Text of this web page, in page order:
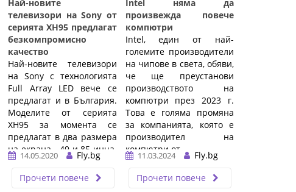
Най-новите
телевизори на Sony от
серията XH95 предлагат
безкомпромисно
качество
Най-новите телевизори
на Sony с технологията
Full Array LED вече се
предлагат и в България.
Моделите от серията
XH95 за момента се
предлагат в два размера
на екрана - 49 и 85 инча.
Те работят под
операционната ...…
14.05.2020
Fly.bg
Прочети повече
Intel няма да
произвежда повече
компютри
Intel, един от най-
големите производители
на чипове в света, обяви,
че ще преустанови
производството на
компютри през 2023 г.
Това е голяма промяна
за компанията, която е
производител на
компютри от ...…
11.03.2024
Fly.bg
Прочети повече